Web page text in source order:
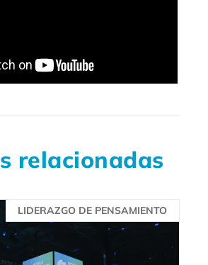
relacionadas
LIDERAZGO DE PENSAMIENTO